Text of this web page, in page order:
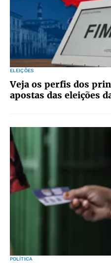
ELEIÇÕES
Veja os perfis dos
apostas das eleições
POLÍTICA